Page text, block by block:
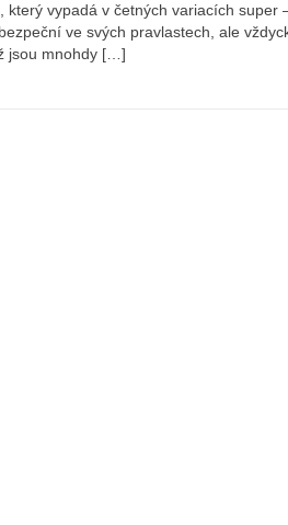
vypadá v četných variacích super
ve svých pravlastech, ale
jsou mnohdy […]